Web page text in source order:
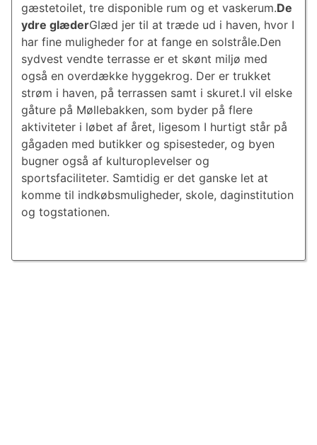
gæstetoilet, tre disponible rum og et vaskerum.De
ydre glæderGlæd jer til at træde ud i haven, hvor I
har fine muligheder for at fange en solstråle.Den
sydvest vendte terrasse er et skønt miljø med
også en overdække hyggekrog. Der er trukket
strøm i haven, på terrassen samt i skuret.I vil elske
gåture på Møllebakken, som byder på flere
aktiviteter i løbet af året, ligesom I hurtigt står på
gågaden med butikker og spisesteder, og byen
bugner også af kulturoplevelser og
sportsfaciliteter. Samtidig er det ganske let at
komme til indkøbsmuligheder, skole, daginstitution
og togstationen.